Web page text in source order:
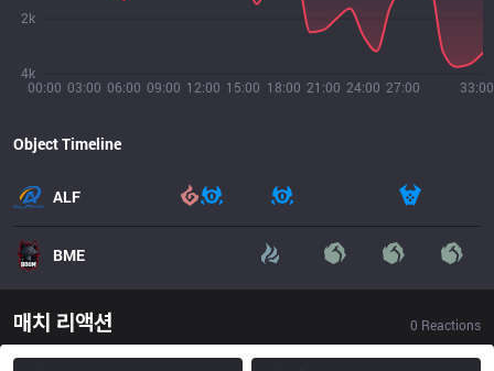
00:00 03:00 06:00 09:00 12:00 15:00 18:00 21:00 24:00 27:00 33:00
4k
2k
Object Timeline
ALF
BME
매치 리액션 0 Reactions